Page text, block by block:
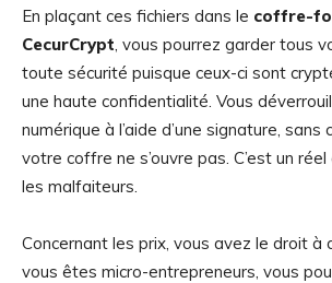
En plaçant ces fichiers dans le coffre-
CecurCrypt, vous pourrez garder tous
toute sécurité puisque ceux-ci sont
une haute confidentialité. Vous
numérique à l’aide d’une signature,
votre coffre ne s’ouvre pas. C’est un
les malfaiteurs.
Concernant les prix, vous avez le droit à
vous êtes micro-entrepreneurs, vous